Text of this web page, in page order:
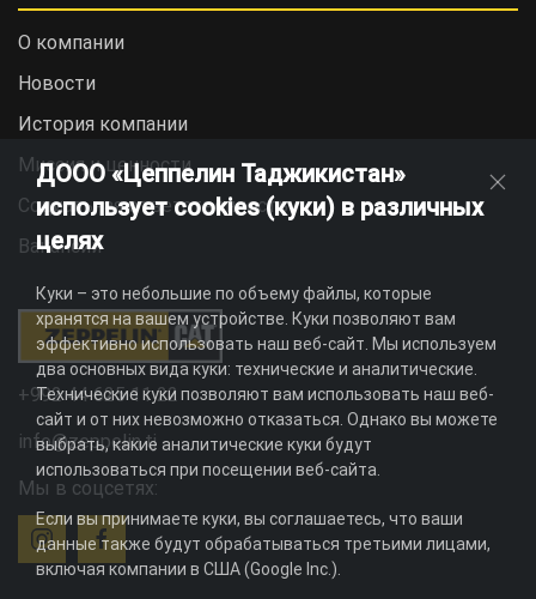
О компании
Новости
История компании
Миссия и ценности
Социальная ответственность
Вакансии
+992 44 625 11 22
info@zeppelin.tj
Мы в соцсетях:
ДООО «Цеппелин Таджикистан»
использует cookies (куки) в различных
целях
Куки – это небольшие по объему файлы, которые
хранятся на вашем устройстве. Куки позволяют вам
эффективно использовать наш веб-сайт. Мы используем
два основных вида куки: технические и аналитические.
Технические куки позволяют вам использовать наш веб-
сайт и от них невозможно отказаться. Однако вы можете
выбрать, какие аналитические куки будут
использоваться при посещении веб-сайта.
Если вы принимаете куки, вы соглашаетесь, что ваши
данные также будут обрабатываться третьими лицами,
включая компании в США (Google Inc.).